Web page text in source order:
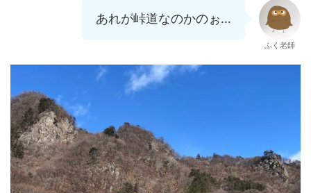
あれが峠道なのかのぉ…
ふく老師